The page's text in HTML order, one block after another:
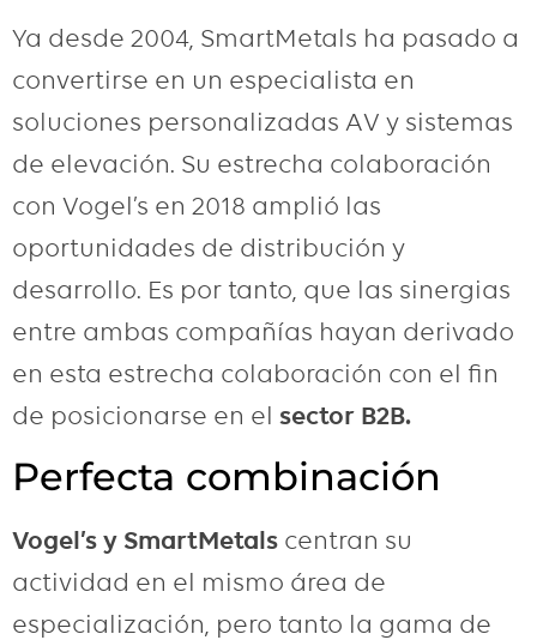
Ya desde 2004, SmartMetals ha pasado a
convertirse en un especialista en
soluciones personalizadas AV y sistemas
de elevación. Su estrecha colaboración
con Vogel’s en 2018 amplió las
oportunidades de distribución y
desarrollo. Es por tanto, que las sinergias
entre ambas compañías hayan derivado
en esta estrecha colaboración con el fin
de posicionarse en el sector B2B.
Perfecta combinación
Vogel’s y SmartMetals centran su
actividad en el mismo área de
especialización, pero tanto la gama de